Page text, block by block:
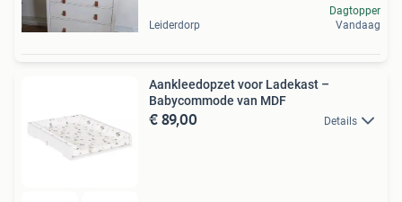
Leiderdorp
Dagtopper
Vandaag
Aankleedopzet voor Ladekast –
Babycommode van MDF
€ 89,00 Details